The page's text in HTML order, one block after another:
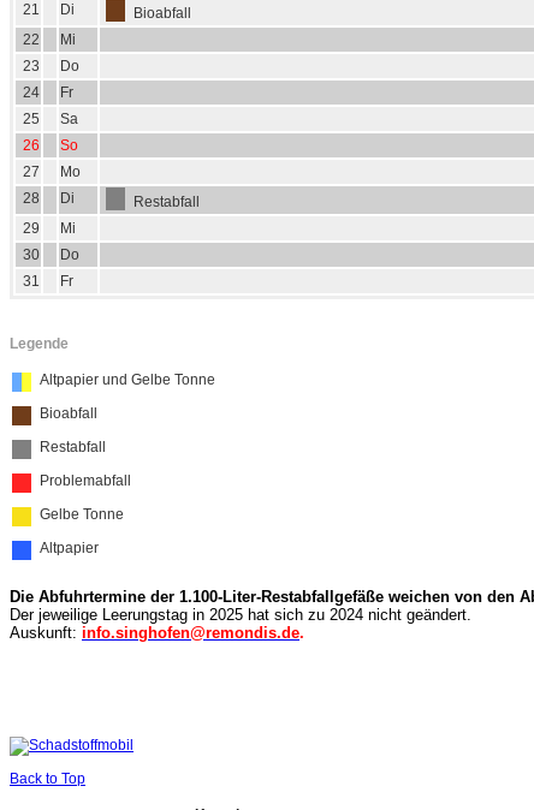
21
Di
Bioabfall
22
Mi
23
Do
24
Fr
25
Sa
26
So
27
Mo
28
Di
Restabfall
29
Mi
30
Do
31
Fr
Legende
Altpapier und Gelbe Tonne
Bioabfall
Restabfall
Problemabfall
Gelbe Tonne
Altpapier
Die Abfuhrtermine der 1.100-Liter-Restabfallgefäße weichen von den
Der jeweilige Leerungstag in 2025 hat sich zu 2024 nicht geändert.
Auskunft: info.singhofen@remondis.de.
Schadstoffmobil
Back to Top